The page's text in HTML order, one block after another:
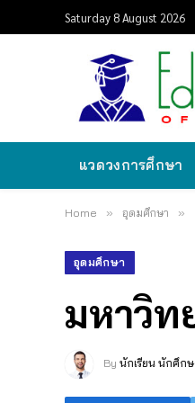
Saturday 8 August 2026
แวดวงการศึกษา
Home » อุดมศึกษา »
อุดมศึกษา
มหาวิท
By นักเรียน นักศึก